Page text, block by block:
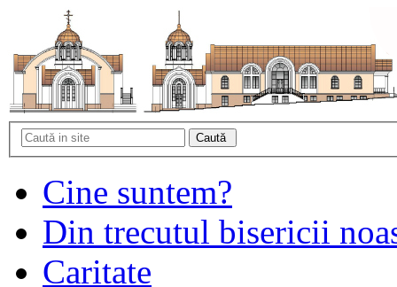
Cine suntem?
Din trecutul bisericii
Caritate